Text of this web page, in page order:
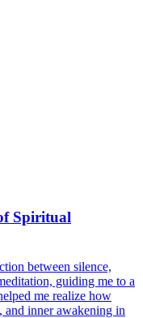
Spiritual
between silence,
guiding me to a
me realize how
and inner awakening in